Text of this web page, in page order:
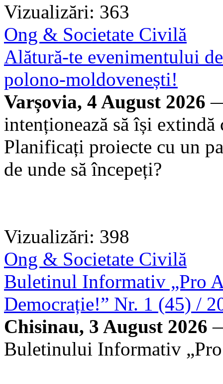
Vizualizări: 363
Ong & Societate Civilă
Alătură-te evenimentului
polono-moldovenești!
Varșovia, 4 August 2026
intenționează să își extindă
Planificați proiecte cu un
de unde să începeți?
Vizualizări: 398
Ong & Societate Civilă
Buletinul Informativ „Pro
Democrație!” Nr. 1 (45) /
Chisinau, 3 August 2026
Buletinului Informativ